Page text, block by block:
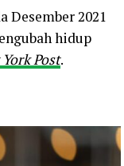
2021
hidup
Post.